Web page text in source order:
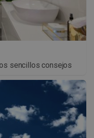
sencillos consejos